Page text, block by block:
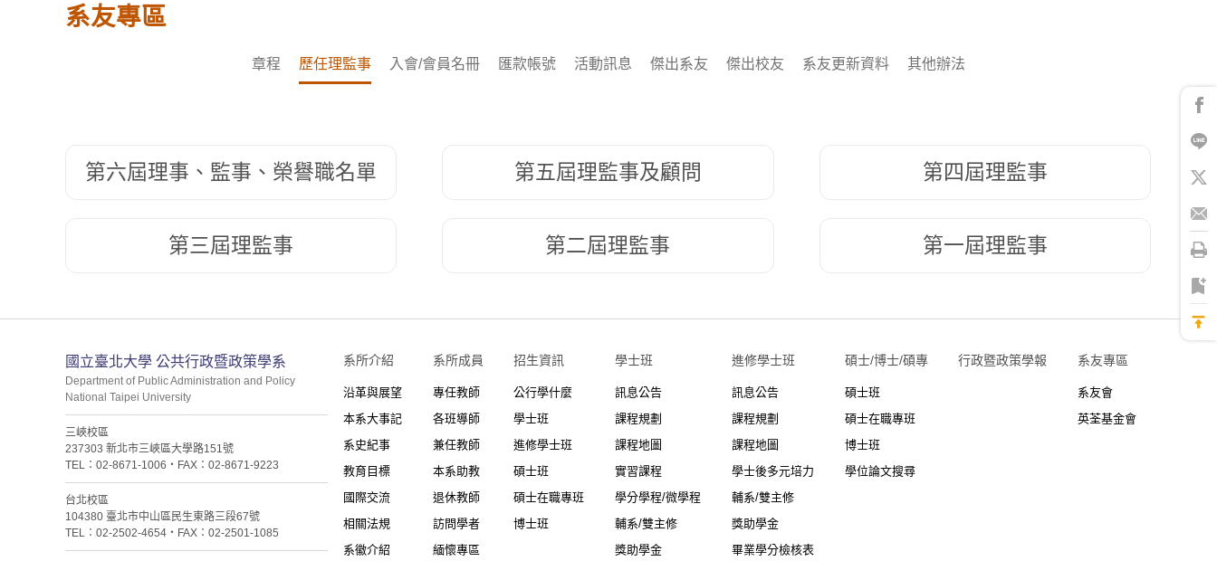
系友專區
章程 歷任理監事 入會/會員名冊 匯款帳號 活動訊息 傑出系友 傑出校友 系友更新資料 其他辦法
第六屆理事、監事、榮譽職名單 第五屆理監事及顧問 第四屆理監事
第三屆理監事 第二屆理監事 第一屆理監事
:::
國立臺北大學 公共行政暨政策學系
Department of Public Administration and Policy
National Taipei University
三峽校區
237303 新北市三峽區大學路151號
TEL：02-8671-1006・FAX：02-8671-9223
台北校區
104380 臺北市中山區民生東路三段67號
TEL：02-2502-4654・FAX：02-2501-1085
系所介紹
沿革與展望
本系大事記
系史紀事
教育目標
國際交流
相關法規
系徽介紹
系所成員
專任教師
各班導師
兼任教師
本系助教
退休教師
訪問學者
緬懷專區
招生資訊
公行學什麼
學士班
進修學士班
碩士班
碩士在職專班
博士班
學士班⠀⠀
訊息公告
課程規劃
課程地圖
實習課程
學分學程/微學程
輔系/雙主修
獎助學金
進修學士班
訊息公告
課程規劃
課程地圖
學士後多元培力
輔系/雙主修
獎助學金
畢業學分檢核表
碩士/博士/碩專
碩士班
碩士在職專班
博士班
學位論文搜尋
行政暨政策學報 系友專區
系友會
英荃基金會